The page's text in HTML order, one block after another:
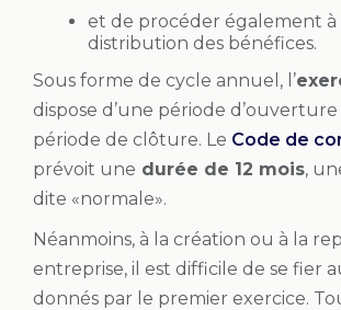
et de procéder également à
distribution des bénéfices.
Sous forme de cycle annuel, l’
dispose d’une période d’ouverture
période de clôture. Le Code de
prévoit une durée de 12 mois,
dite «normale».
Néanmoins, à la création ou à la
entreprise, il est difficile de se fier
donnés par le premier exercice.